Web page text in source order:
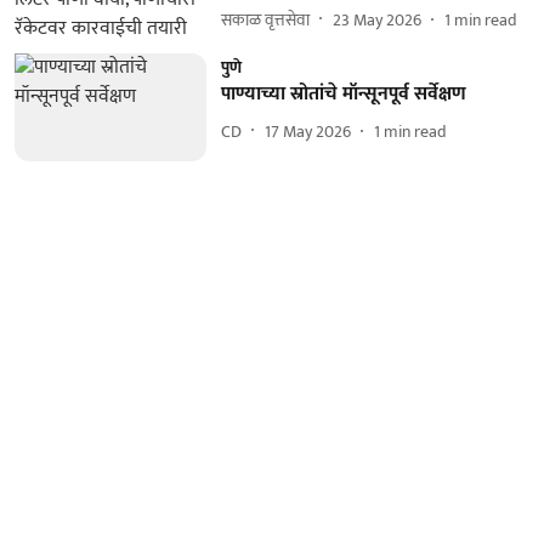
सकाळ वृत्तसेवा 23 May 2026 1 min read
पुणे
पाण्याच्या स्रोतांचे मॉन्सूनपूर्व सर्वेक्षण
CD 17 May 2026 1 min read